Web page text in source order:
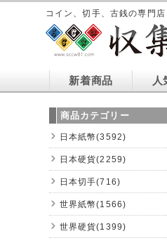
コイン、切手、古銭の専門
新着商品 人
商品カテゴリー
日本紙幣(3592)
日本硬貨(2259)
日本切手(716)
世界紙幣(1566)
世界硬貨(1399)